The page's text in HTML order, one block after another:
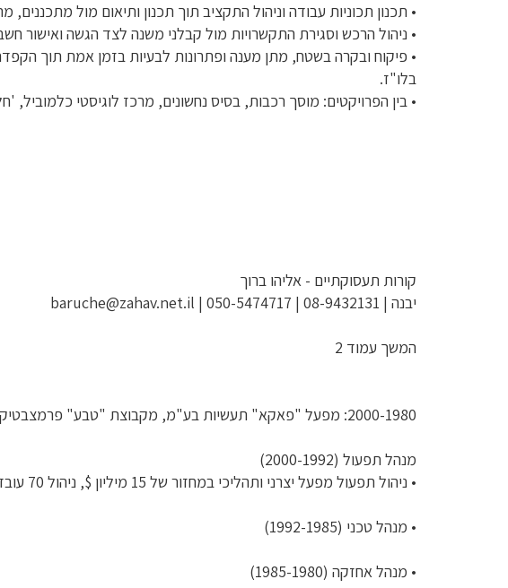
• תכנון תכוניות עבודה וניהול התקציב תוך תכנון ותיאום מול מתכננים,
• ניהול הרכש וסגירת התקשרויות מול קבלני משנה לצד הגשה ואישור
• פיקוח ובקרה בשטח, מתן מענה ופתרונות לבעיות בזמן אמת תוך
בלו"ז.
• בין הפרויקטים: מוסך רכבות, בסיס נחשונים, מרכז לוגיסטי כלמוביל,
קורות תעסוקתיים - אליהו ברוך
יבנה | 08-9432131 | 050-5474717 | baruche@zahav.net.il
המשך עמוד 2
2000-1980: מפעל "פאקא" תעשיות בע"מ, מקבוצת "טבע" פרמצבטיקה בע"מ.
מנהל תפעול (2000-1992)
• ניהול תפעול מפעל יצרני ותהליכי במחזור של 15 מיליון $, ניהול 70 עובדים בכפיפות ישירה למנכ"ל.
• מנהל טכני (1992-1985)
• מנהל אחזקה (1985-1980)